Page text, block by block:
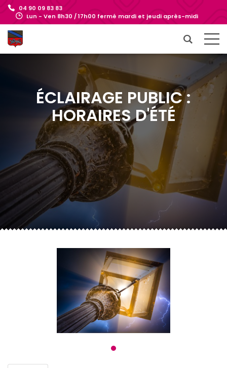
04 90 09 83 83
Lun - Ven 8h30 / 17h00 fermé mardi et jeudi après-midi
ÉCLAIRAGE PUBLIC :
HORAIRES D'ÉTÉ